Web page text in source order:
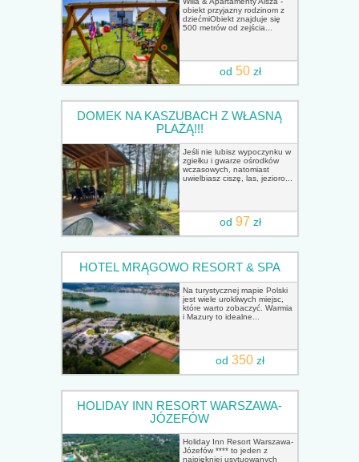
obiekt przyjazny rodzinom z
dziećmiObiekt znajduje się
500 metrów od zejścia...
od 50zł
DOMEK NA KASZUBACH Z WŁASNĄ
PLAŻĄ!!!
Jeśli nie lubisz wypoczynku w
zgiełku i gwarze ośrodków
wczasowych, natomiast
uwielbiasz ciszę, las, jezioro...
od 97 zł
HOTEL MRĄGOWO RESORT & SPA
Na turystycznej mapie Polski
jest wiele urokliwych miejsc,
które warto zobaczyć. Warmia
i Mazury to idealne...
od350 zł
HOLIDAY INN RESORT WARSZAWA-
JÓZEFÓW
Holiday Inn Resort Warszawa-
Józefów **** to jeden z
najpiękniej usytuowanych